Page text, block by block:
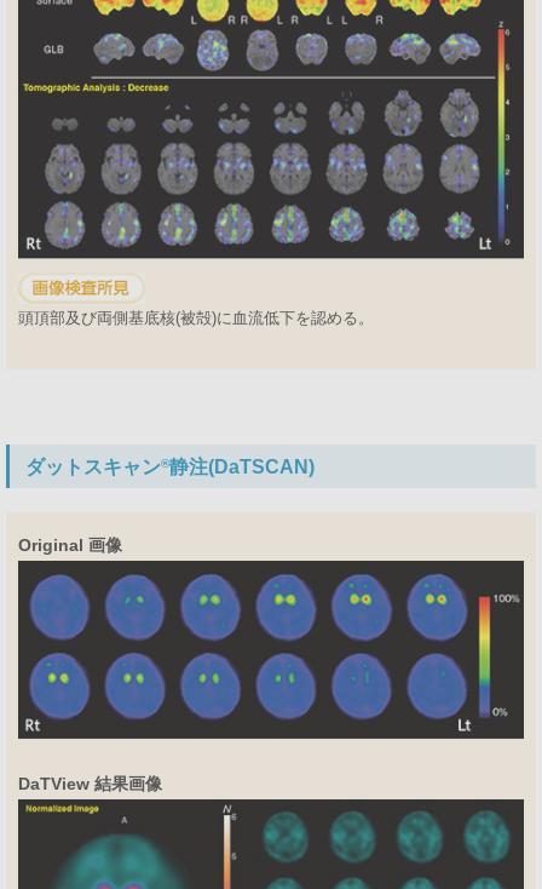
頭頂部及び両側基底核(被殻)に血流低下を認める。
ダットスキャン®静注(DaTSCAN)
Original 画像
DaTView 結果画像